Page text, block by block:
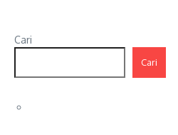
Cari
Cari